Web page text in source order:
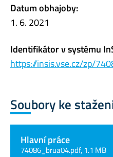
Datum obhajoby:
1. 6. 2021
Identifikátor v systému
https://insis.vse.cz/zp/
Soubory ke
Hlavní práce
74086_brua04.pdf, 1.1 MB